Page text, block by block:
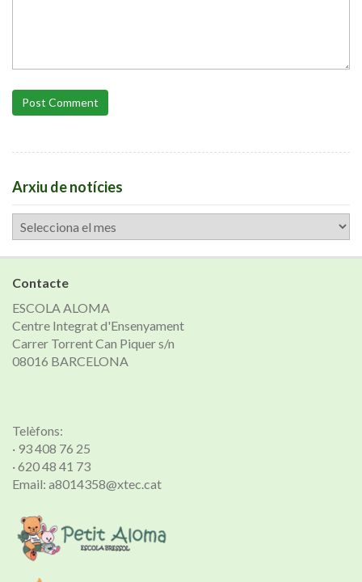
Post Comment
Arxiu de notícies
Arxiu
de
notícies
Contacte
ESCOLA ALOMA
Centre Integrat d'Ensenyament
Carrer Torrent Can Piquer s/n
08016 BARCELONA
Telèfons:
· 93 408 76 25
· 620 48 41 73
Email: a8014358@xtec.cat